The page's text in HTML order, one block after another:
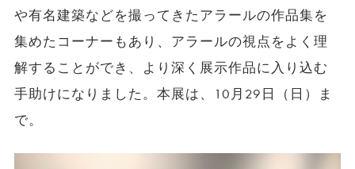
や有名建築などを撮ってきたアラールの作品集を
集めたコーナーもあり、アラールの視点をよく理
解することができ、より深く展示作品に入り込む
手助けになりました。本展は、10月29日（日）ま
で。